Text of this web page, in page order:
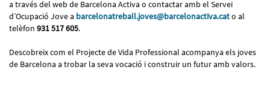
a través del web de Barcelona Activa o contactar amb el Servei
d’Ocupació Jove a barcelonatreball.joves@barcelonactiva.cato al
telèfon 931 517 605.
Descobreix com el Projecte de Vida Professional acompanya els joves
de Barcelona a trobar la seva vocació i construir un futur amb valors.